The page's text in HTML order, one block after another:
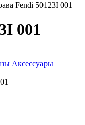
Fendi 50123I 001
001
Аксессуары